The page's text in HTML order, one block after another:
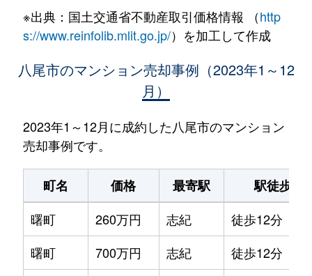
※出典：国土交通省不動産取引価格情報 （http
s://www.reinfolib.mlit.go.jp/）を加工して作成
八尾市のマンション売却事例（2023年1～12
月）
2023年1～12月に成約した八尾市のマンション
売却事例です。
町名 価格 最寄駅
駅徒歩
曙町
260万円 志紀
徒歩12分
曙町
700万円 志紀
徒歩12分